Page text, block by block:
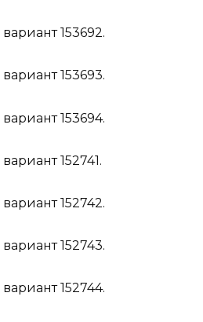
вариант 153692.
вариант 153693.
вариант 153694.
вариант 152741.
вариант 152742.
вариант 152743.
вариант 152744.